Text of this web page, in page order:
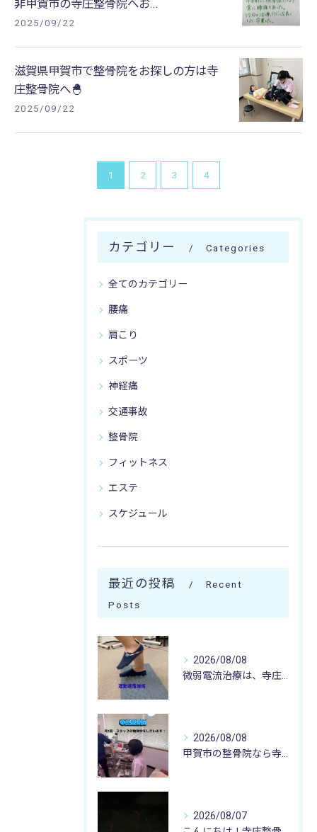
非甲賀市の寺庄整骨院へお...
2025/09/22
滋賀県甲賀市で整骨院をお探しの方は寺
庄整骨院へ🐣
2025/09/22
1 2 3 4
カテゴリー Categories
全てのカテゴリー
腰痛
肩こり
スポーツ
神経痛
交通事故
整骨院
フィットネス
エステ
スケジュール
最近の投稿
Recent
Posts
2026/08/08
2026/08/08
2026/08/07